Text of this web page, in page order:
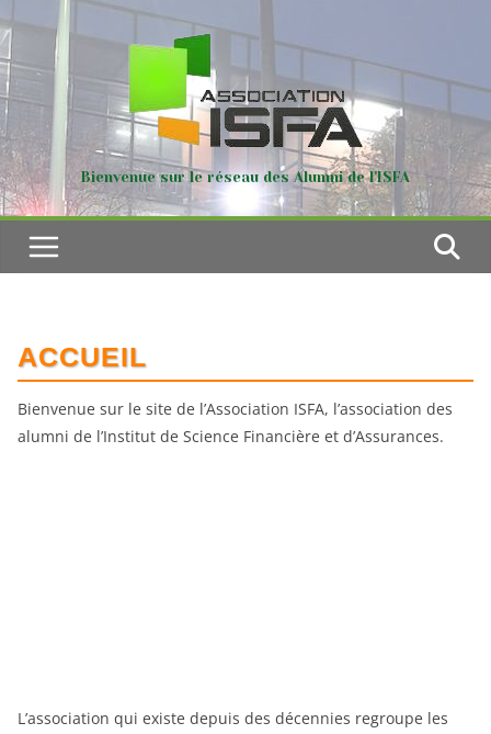
Passer
au
contenu
Bienvenue sur le réseau des Alumni de l'ISFA
ACCUEIL
Bienvenue sur le site de l’Association ISFA, l’association des
alumni de l’Institut de Science Financière et d’Assurances.
L’association qui existe depuis des décennies regroupe les